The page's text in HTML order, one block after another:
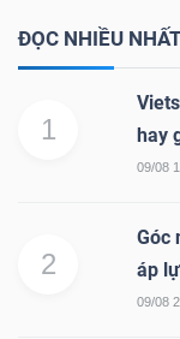
ĐỌC NHIỀU
1
hay
09/08
2
Góc
áp
09/08